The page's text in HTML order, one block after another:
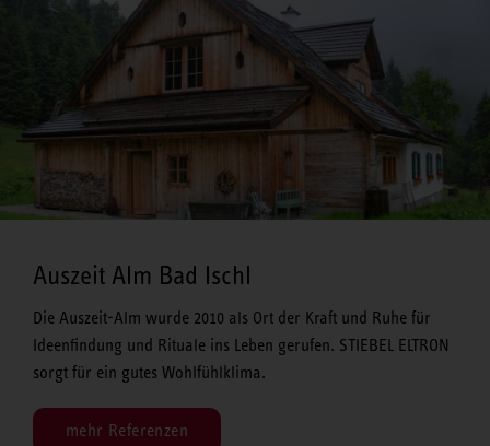
Auszeit Alm Bad Ischl
Die Auszeit-Alm wurde 2010 als Ort der Kraft und Ruhe für
Ideenfindung und Rituale ins Leben gerufen. STIEBEL ELTRON
sorgt für ein gutes Wohlfühlklima.
mehr Referenzen